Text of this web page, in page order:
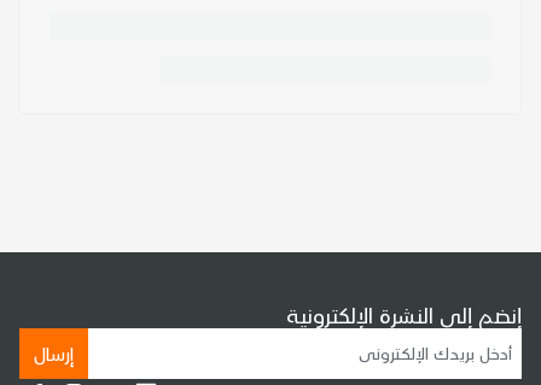
إنضم إلى النشرة الإلكترونية
إرسال